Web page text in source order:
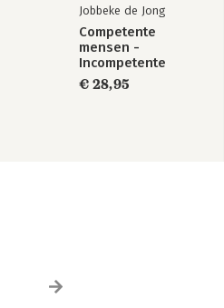
Jobbeke de Jong
Competente
mensen -
Incompetente
teams
€ 28,95